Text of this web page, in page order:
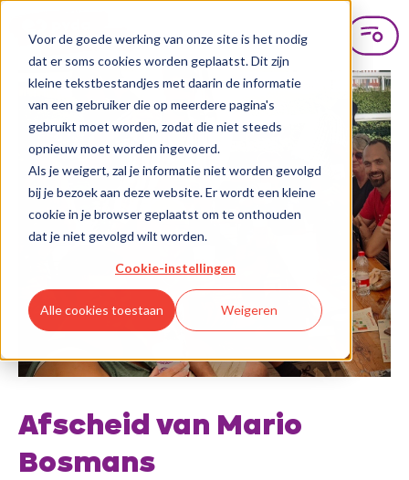
Voor de goede werking van onze site is het nodig
dat er soms cookies worden geplaatst. Dit zijn
kleine tekstbestandjes met daarin de informatie
van een gebruiker die op meerdere pagina's
gebruikt moet worden, zodat die niet steeds
opnieuw moet worden ingevoerd.
Als je weigert, zal je informatie niet worden gevolgd
bij je bezoek aan deze website. Er wordt een kleine
cookie in je browser geplaatst om te onthouden
dat je niet gevolgd wilt worden.
Cookie-instellingen
Alle cookies toestaan Weigeren
Afscheid van Mario
Bosmans